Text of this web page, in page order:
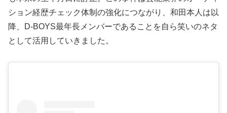
ション経歴チェック体制の強化につながり、和田本人は以
降、D-BOYS最年長メンバーであることを自ら笑いのネタ
として活用していきました。